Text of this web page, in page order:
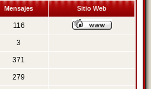
Mensajes Sitio Web
116
3
371
279